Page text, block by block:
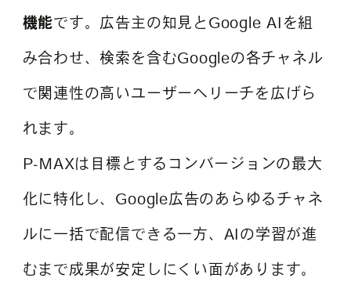
機能です。広告主の知見とGoogle AIを組
み合わせ、検索を含むGoogleの各チャネル
で関連性の高いユーザーへリーチを広げら
れます。
P-MAXは目標とするコンバージョンの最大
化に特化し、Google広告のあらゆるチャネ
ルに一括で配信できる一方、AIの学習が進
むまで成果が安定しにくい面があります。